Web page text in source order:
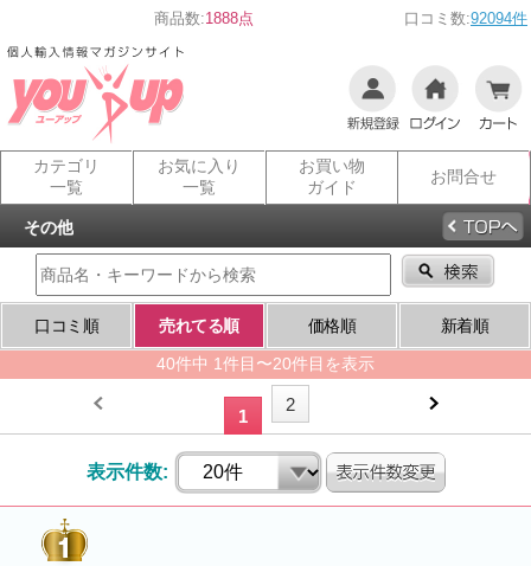
商品数:1888点 口コミ数:92094件
カテゴリ
一覧
お気に入り
一覧
お買い物
ガイド
お問合せ
その他
口コミ順 売れてる順 価格順
新着順
40件中 1件目〜20件目を表示
1
2
表示件数: